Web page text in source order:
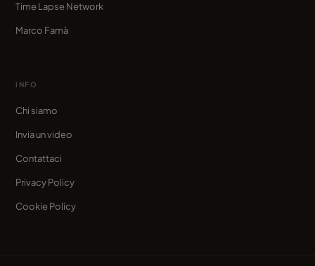
Time Lapse Network
Marco Famà
INFO
Chi siamo
Invia un video
Contattaci
Privacy Policy
Cookie Policy